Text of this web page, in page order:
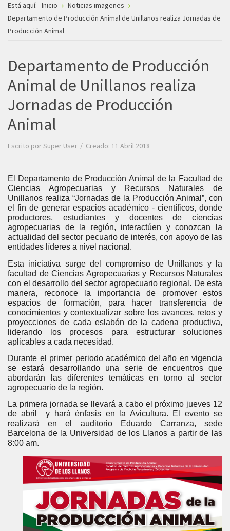
Está aquí: Inicio
Noticias imagenes
Departamento de Producción Animal de Unillanos realiza Jornadas de
Producción Animal
Departamento de Producción
Animal de Unillanos realiza
Jornadas de Producción
Animal
Escrito porSuper User Creado: 11 Abril 2018
El Departamento de Producción Animal de la Facultad de
Ciencias Agropecuarias y Recursos Naturales de
Unillanos realiza “Jornadas de la Producción Animal”, con
el fin de generar espacios académico - científicos, donde
productores, estudiantes y docentes de ciencias
agropecuarias de la región, interactúen y conozcan la
actualidad del sector pecuario de interés, con apoyo de las
entidades líderes a nivel nacional.
Esta iniciativa surge del compromiso de Unillanos y la
facultad de Ciencias Agropecuarias y Recursos Naturales
con el desarrollo del sector agropecuario regional. De esta
manera, reconoce la importancia de promover estos
espacios de formación, para hacer transferencia de
conocimientos y contextualizar sobre los avances, retos y
proyecciones de cada eslabón de la cadena productiva,
liderando los procesos para estructurar soluciones
aplicables a cada necesidad.
Durante el primer periodo académico del año en vigencia
se estará desarrollando una serie de encuentros que
abordarán las diferentes temáticas en torno al sector
agropecuario de la región.
La primera jornada se llevará a cabo el próximo jueves 12
de abril y hará énfasis en la Avicultura. El evento se
realizará en el auditorio Eduardo Carranza, sede
Barcelona de la Universidad de los Llanos a partir de las
8:00 am.